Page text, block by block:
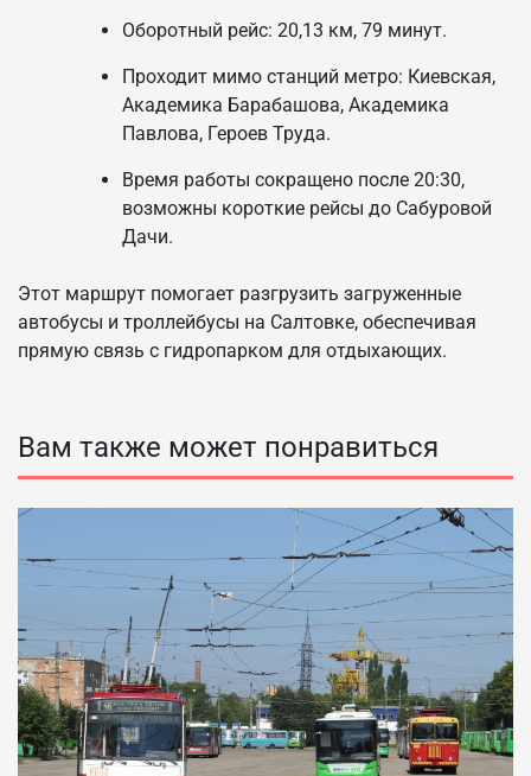
Оборотный рейс: 20,13 км, 79 минут.
Проходит мимо станций метро: Киевская,
Академика Барабашова, Академика
Павлова, Героев Труда.
Время работы сокращено после 20:30,
возможны короткие рейсы до Сабуровой
Дачи.
Этот маршрут помогает разгрузить загруженные
автобусы и троллейбусы на Салтовке, обеспечивая
прямую связь с гидропарком для отдыхающих.
Вам также может понравиться